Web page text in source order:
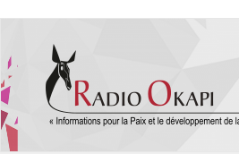
contenu
principal